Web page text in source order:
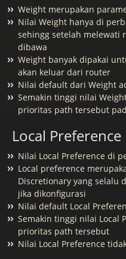
Weight merupakan
Nilai Weight hanya di
sehingg setelah melewati
dibawa
Weight banyak dipakai
akan keluar dari router
Nilai default dari Weight
Semakin tinggi nilai
prioritas path tersebut
Local Preference
Nilai Local Preference di
Local preference
Discretionary yang selalu
jika dikonfigurasi
Nilai default Local
Semakin tinggi nilai Local
prioritas path tersebut
Nilai Local Preference